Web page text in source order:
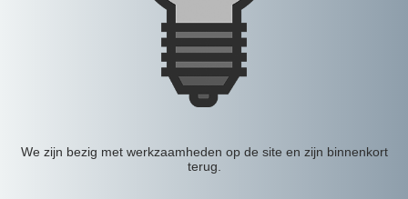
We zijn bezig met werkzaamheden op de site en zijn binnenkort
terug.